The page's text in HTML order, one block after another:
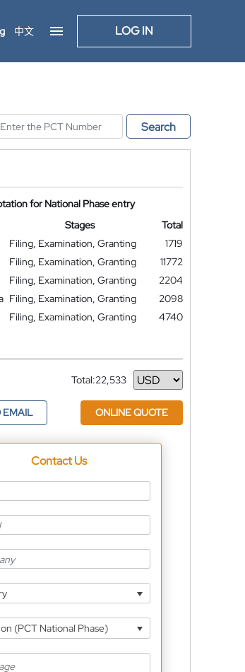
中文 LOG IN
Search
for National Phase entry
Stages
Total
Filing, Examination, Granting
1719
Filing, Examination, Granting
11772
Filing, Examination, Granting
2204
Filing, Examination, Granting
2098
Filing, Examination, Granting
4740
Total:22,533
Currency
EMAIL ONLINE QUOTE
Contact Us
(PCT National Phase)